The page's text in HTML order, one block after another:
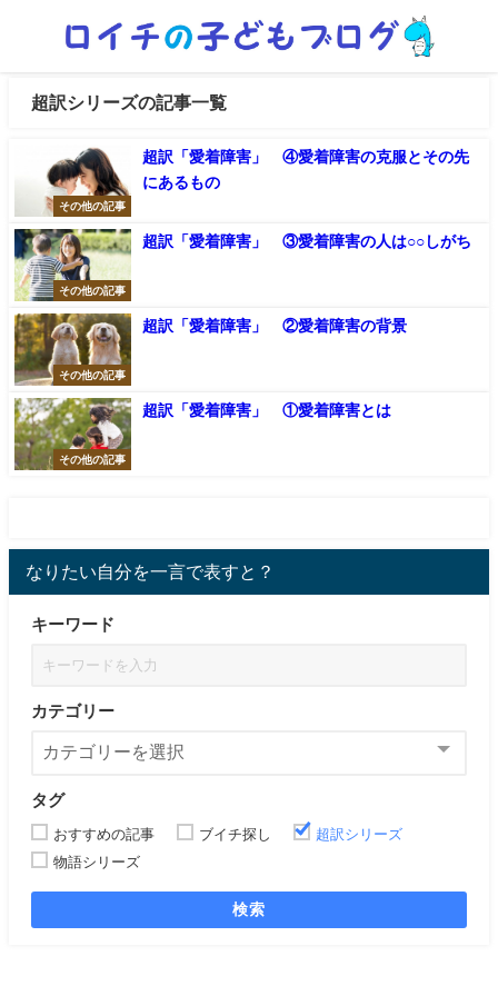
超訳シリーズの記事一覧
その他の記事
超訳「愛着障害」 ④愛着障害の克服とその先
にあるもの
その他の記事
超訳「愛着障害」 ③愛着障害の人は○○しがち
その他の記事
超訳「愛着障害」 ②愛着障害の背景
その他の記事
超訳「愛着障害」 ①愛着障害とは
なりたい自分を一言で表すと？
キーワード
カテゴリー
タグ
おすすめの記事 ブイチ探し
超訳シリーズ
物語シリーズ
検索